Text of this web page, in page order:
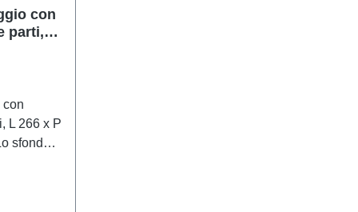
con
parti, L
con
L 266 x P
sfondo